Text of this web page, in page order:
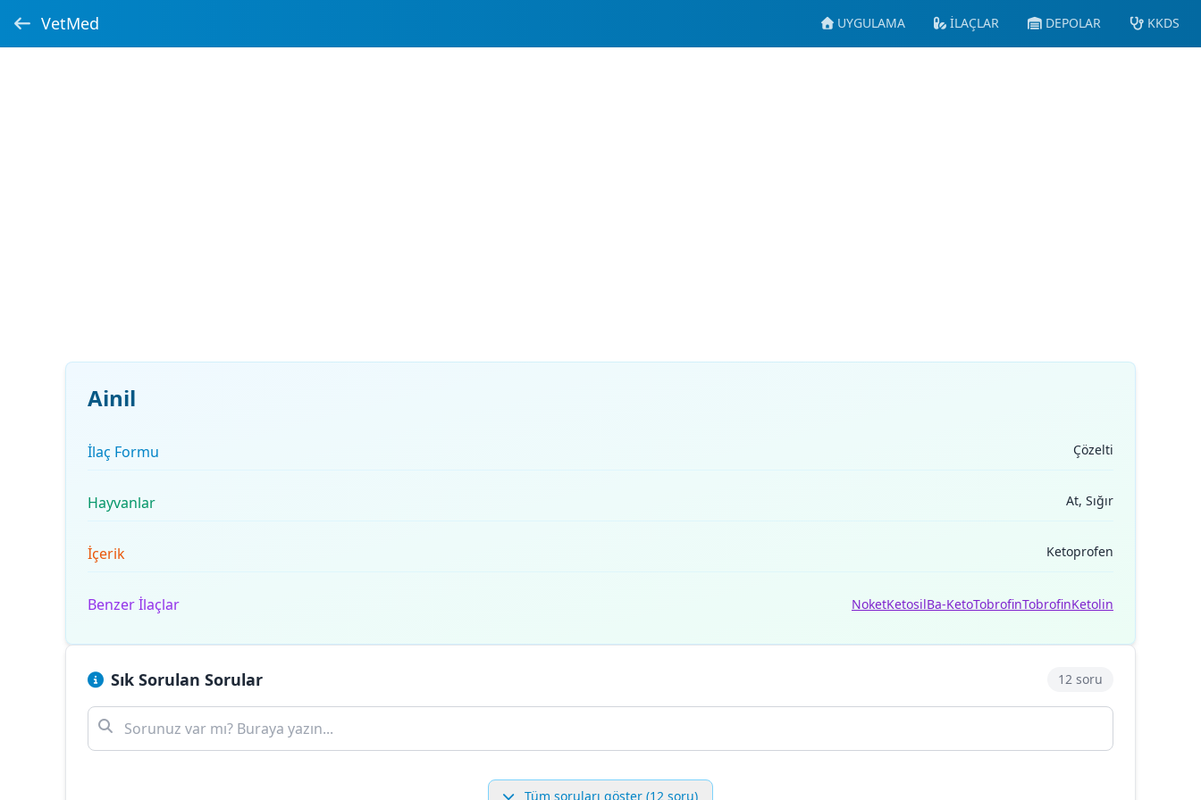
VetMed UYGULAMA İLAÇLAR DEPOLAR KKDS
Ainil
İlaç Formu Çözelti
Hayvanlar At, Sığır
İçerik Ketoprofen
Benzer İlaçlar NoketKetosilBa-KetoTobrofinTobrofinKetolin
Sık Sorulan Sorular 12 soru
Tüm soruları göster (12 soru)